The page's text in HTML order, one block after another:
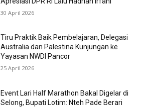
30 April 2026
Tiru Praktik Baik Pembelajaran, Delegasi
Australia dan Palestina Kunjungan ke
Yayasan NWDI Pancor
25 April 2026
Event Lari Half Marathon Bakal Digelar di
Selong, Bupati Lotim: Nteh Pade Berari